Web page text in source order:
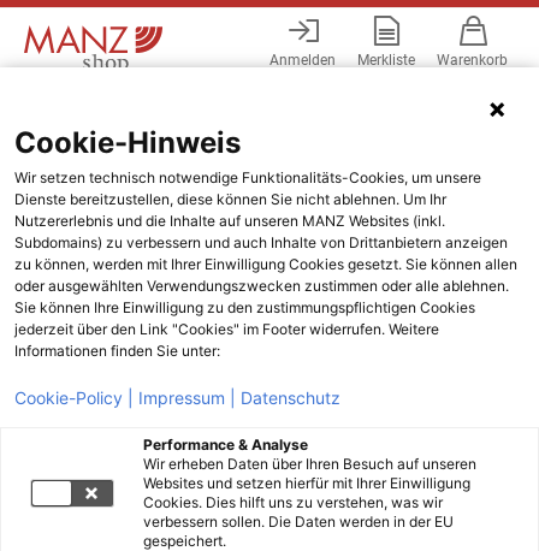
Anmelden Merkliste Warenkorb
Cookie-Hinweis
Wir setzen technisch notwendige Funktionalitäts-Cookies, um unsere
Dienste bereitzustellen, diese können Sie nicht ablehnen. Um Ihr
Nutzererlebnis und die Inhalte auf unseren MANZ Websites (inkl.
Subdomains) zu verbessern und auch Inhalte von Drittanbietern anzeigen
zu können, werden mit Ihrer Einwilligung Cookies gesetzt. Sie können allen
oder ausgewählten Verwendungszwecken zustimmen oder alle ablehnen.
Sie können Ihre Einwilligung zu den zustimmungspflichtigen Cookies
jederzeit über den Link "Cookies" im Footer widerrufen. Weitere
Informationen finden Sie unter:
Cookie-Policy | Impressum | Datenschutz
Performance & Analyse
Wir erheben Daten über Ihren Besuch auf unseren
Websites und setzen hierfür mit Ihrer Einwilligung
Cookies. Dies hilft uns zu verstehen, was wir
verbessern sollen. Die Daten werden in der EU
gespeichert.